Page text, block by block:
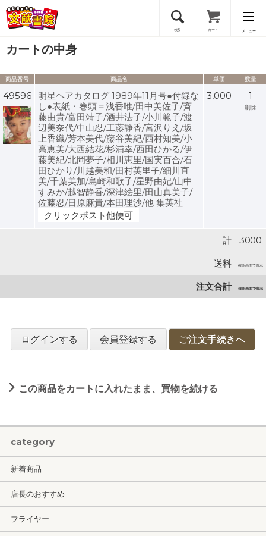
検索 カート メニュー
会員登録
ログイン
カートの中身
商品番号 商品名 単価 数量
49596
明星ヘアカタログ 1989年11月号●付録な
し●表紙・巻頭＝浅香唯/田中美佐子/斉
藤由貴/富田靖子/酒井法子/小川範子/渡
辺美奈代/中山忍/工藤静香/宮沢りえ/坂
上香織/芳本美代/藤谷美紀/西村知美/小
高恵美/大西結花/杉浦幸/西田ひかる/伊
藤美紀/北岡夢子/相川恵里/国実百合/石
田ひかり/川越美和/田村英里子/細川直
美/千葉美加/島崎和歌子/星野由妃/山中
すみか/越智静香/深津絵里/田山真美子/
佐藤忍/日原麻貴/本田理沙/他 集英社
クリックポスト他便可
3,000 1
削除
計 3000
送料 確認画面で表示
注文合計 確認画面で表示
ログインする 会員登録する ご注文手続きへ
この商品をカートに入れたまま、買物を続ける
category
新着商品
店長のおすすめ
フライヤー